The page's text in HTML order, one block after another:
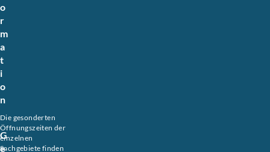
o
r
m
a
t
i
o
n
G
e
Die gesonderten
Öffnungszeiten der
einzelnen
Sachgebiete finden